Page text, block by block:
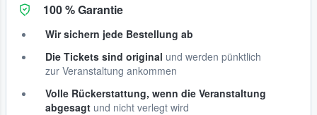
100 % Garantie
Wir sichern jede Bestellung ab
Die Tickets sind original und werden pünktlich
zur Veranstaltung ankommen
Volle Rückerstattung, wenn die Veranstaltung
abgesagt und nicht verlegt wird